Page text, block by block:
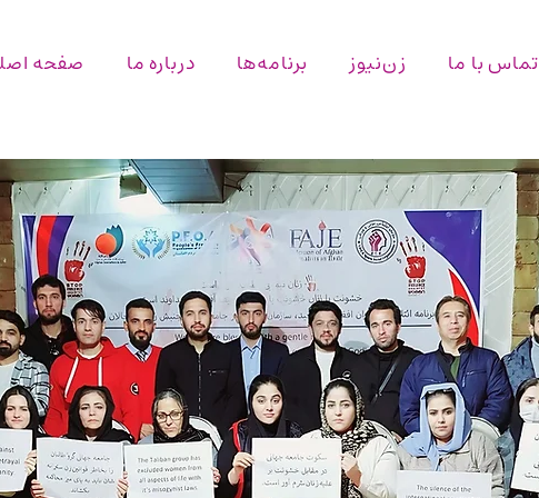
صفحه درباره ما برنامه‌ها زن‌نیوز تماس با ما